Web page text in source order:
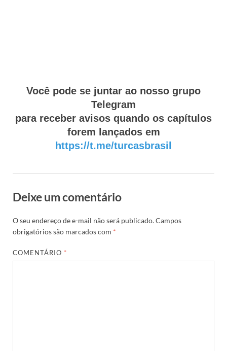
Você pode se juntar ao nosso grupo
Telegram
para receber avisos quando os capítulos
forem lançados em
https://t.me/turcasbrasil
Deixe um comentário
O seu endereço de e-mail não será publicado.Campos
obrigatórios são marcados com *
COMENTÁRIO *